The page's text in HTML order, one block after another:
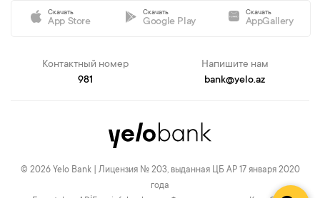
Скачать
App Store
Скачать
Google Play
Скачать
AppGallery
Контактный номер
981
Напишите нам
bank@yelo.az
© 2026 Yelo Bank | Лицензия № 203, выданная ЦБ АР 17 января 2020
года